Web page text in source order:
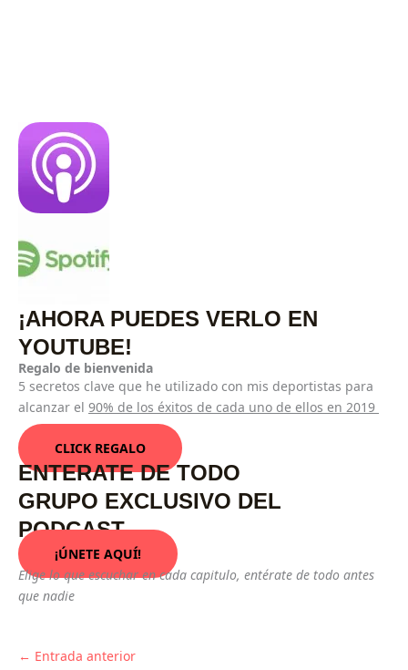
¡AHORA PUEDES VERLO EN
YOUTUBE!
Regalo de bienvenida
5 secretos clave que he utilizado con mis deportistas para
alcanzar el 90% de los éxitos de cada uno de ellos en 2019
CLICK REGALO
ENTERATE DE TODO
GRUPO EXCLUSIVO DEL
PODCAST
¡ÚNETE AQUÍ!
Elige lo que escuchar en cada capitulo, entérate de todo antes
que nadie
← Entrada anterior